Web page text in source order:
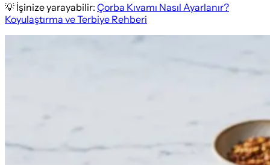
💡 İşinize yarayabilir: Çorba Kıvamı Nasıl Ayarlanır?
Koyulaştırma ve Terbiye Rehberi